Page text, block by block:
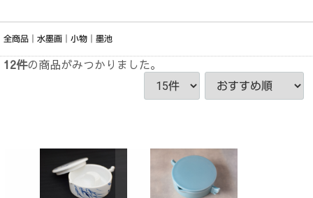
全商品 水墨画 小物 墨池
12件の商品がみつかりました。